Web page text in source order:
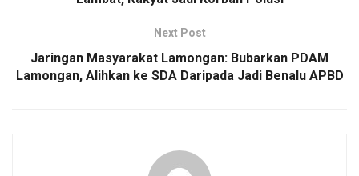
Next Post
Jaringan Masyarakat Lamongan: Bubarkan PDAM
Lamongan, Alihkan ke SDA Daripada Jadi Benalu APBD